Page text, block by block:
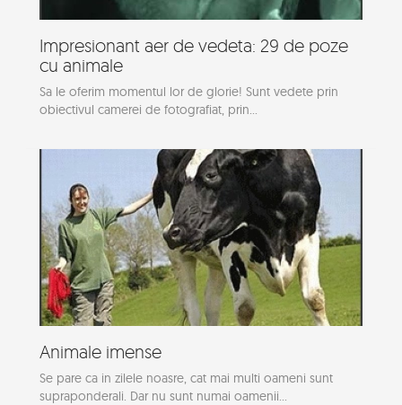
Impresionant aer de vedeta: 29 de poze
cu animale
Sa le oferim momentul lor de glorie! Sunt vedete prin
obiectivul camerei de fotografiat, prin...
Animale imense
Se pare ca in zilele noasre, cat mai multi oameni sunt
supraponderali. Dar nu sunt numai oamenii...